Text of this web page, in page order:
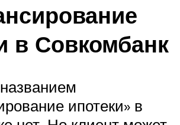
в Совкомбанк
ипотеки» в